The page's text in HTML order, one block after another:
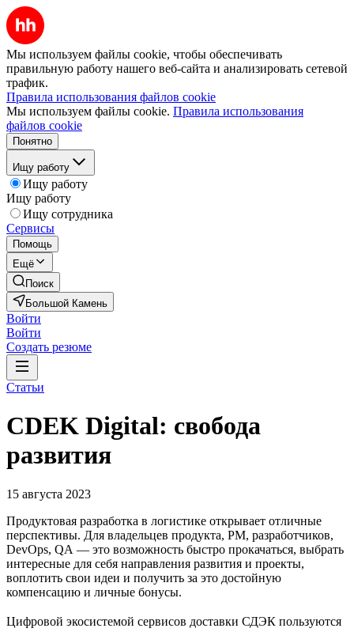
Мы используем файлы cookie, чтобы обеспечивать
правильную работу нашего веб-сайта и анализировать сетевой
трафик.
Правила использования файлов cookie
Мы используем файлы cookie. Правила использования
файлов cookie
Понятно
Ищу работу
Ищу работу
Ищу работу
Ищу сотрудника
Сервисы
Помощь
Ещё
Поиск
Большой Камень
Войти
Войти
Создать резюме
Статьи
CDEK Digital: свобода
развития
15 августа 2023
Продуктовая разработка в логистике открывает отличные
перспективы. Для владельцев продукта, PM, разработчиков,
DevOps, QA — это возможность быстро прокачаться, выбрать
интересные для себя направления развития и проекты,
воплотить свои идеи и получить за это достойную
компенсацию и личные бонусы.
Цифровой экосистемой сервисов доставки СДЭК пользуются